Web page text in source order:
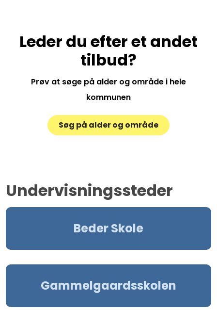
Leder du efter et andet
tilbud?
Prøv at søge på alder og område i hele
kommunen
Søg på alder og område
Undervisningssteder
Beder Skole
Gammelgaardsskolen